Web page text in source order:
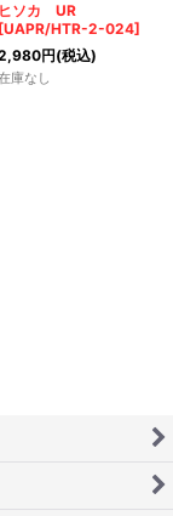
ヒソカ UR
[UAPR/HTR-2-024]
円(税込)
庫なし